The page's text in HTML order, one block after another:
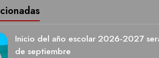
Inicio del año escolar 2026-2027
de septiembre